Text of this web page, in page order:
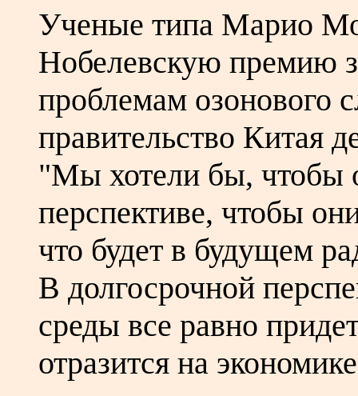
Ученые типа Марио
Нобелевскую премию
проблемам озонового
правительство Китая
"Мы хотели бы, чтобы
перспективе, чтобы
что будет в будущем
В долгосрочной
среды все равно
отразится на